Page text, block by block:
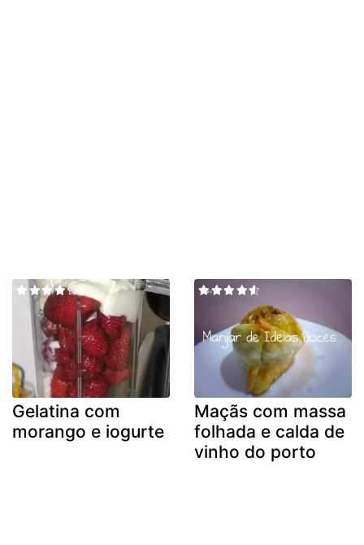
Gelatina com
morango e iogurte
Maçãs com massa
folhada e calda de
vinho do porto